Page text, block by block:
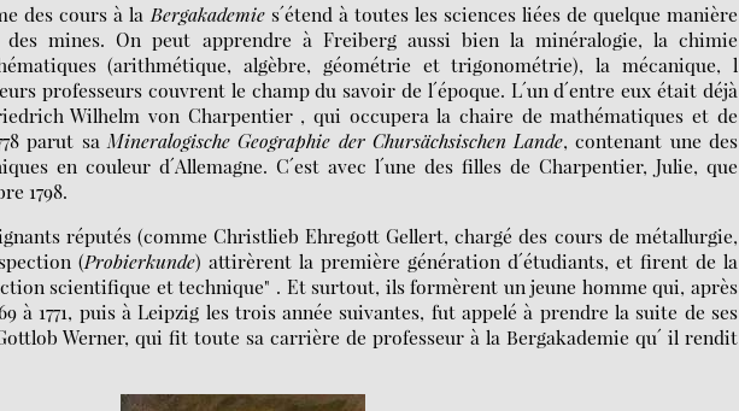
des cours à laBergakademies´étend à toutes les sciences liées de quelque manière
mines. On peut apprendre à Freiberg aussi bien la minéralogie, la chimie
(arithmétique, algèbre, géométrie et trigonométrie), la mécanique, l
professeurs couvrent le champ du savoir de l´époque. L´un d´entre eux était déjà
Wilhelm von Charpentier , qui occupera la chaire de mathématiques et de
parut saMineralogische Geographie der Chursächsischen Lande, contenant une des
en couleur d´Allemagne. C´est avec l´une des filles de Charpentier, Julie, que
1798.
réputés (comme Christlieb Ehregott Gellert, chargé des cours de métallurgie,
(Probierkunde) attirèrent la première génération d´étudiants, et firent de la
scientifique et technique" . Et surtout, ils formèrent un jeune homme qui, après
à 1771, puis à Leipzig les trois année suivantes, fut appelé à prendre la suite de ses
Werner, qui fit toute sa carrière de professeur à la Bergakademie qu´ il rendit